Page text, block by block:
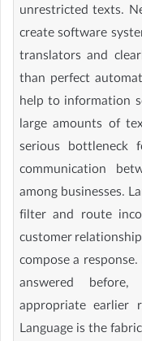
unrestricted texts.
create software
translators and
than perfect
help to information
large amounts of
serious bottleneck
communication
among businesses.
filter and route
customer
compose a
answered
appropriate earlier
Language is the